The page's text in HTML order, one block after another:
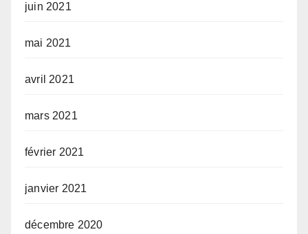
juin 2021
mai 2021
avril 2021
mars 2021
février 2021
janvier 2021
décembre 2020